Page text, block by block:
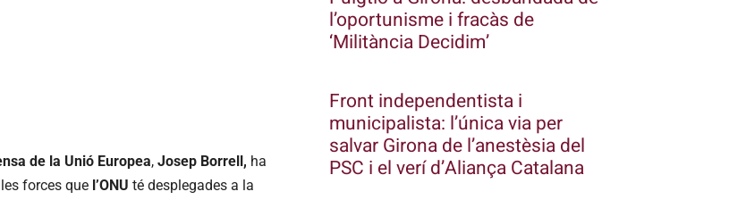
de la Unió Europea, Josep Borrell, ha
forces que l’ONU té desplegades a la
l’oportunisme i fracàs de
‘Militància Decidim’
Front independentista i
municipalista: l’única via per
salvar Girona de l’anestèsia del
PSC i el verí d’Aliança Catalana